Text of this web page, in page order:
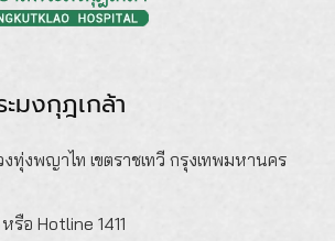
มงกุฎเกล้า
ทุ่งพญาไท เขตราชเทวี กรุงเทพมหานคร
อ Hotline 1411